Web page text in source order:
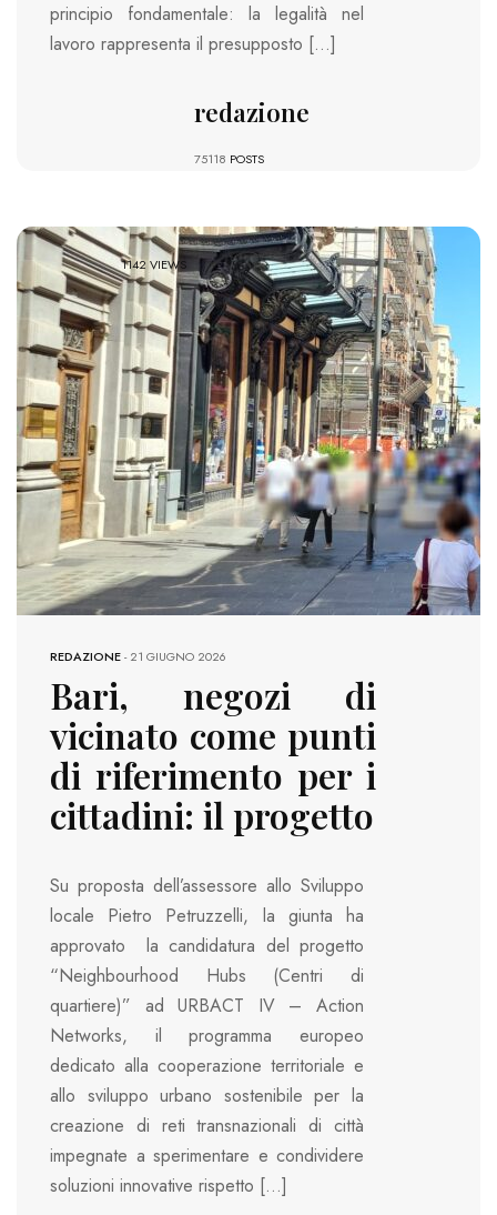
principio fondamentale: la legalità nel
lavoro rappresenta il presupposto […]
redazione
75118 POSTS
1142 VIEWS
REDAZIONE-21 GIUGNO 2026
Bari, negozi di
vicinato come punti
di riferimento per i
cittadini: il progetto
Su proposta dell’assessore allo Sviluppo
locale Pietro Petruzzelli, la giunta ha
approvato la candidatura del progetto
“Neighbourhood Hubs (Centri di
quartiere)” ad URBACT IV – Action
Networks, il programma europeo
dedicato alla cooperazione territoriale e
allo sviluppo urbano sostenibile per la
creazione di reti transnazionali di città
impegnate a sperimentare e condividere
soluzioni innovative rispetto […]